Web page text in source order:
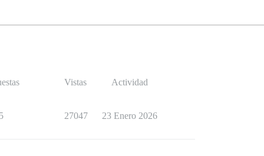
Vistas Actividad
27047 23 Enero 2026